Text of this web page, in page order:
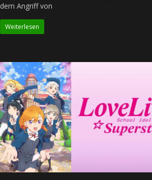
dem Angriff von
Weiterlesen